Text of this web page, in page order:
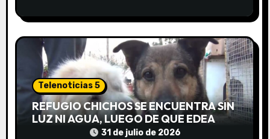
a
s
Telenoticias 5
REFUGIO CHICHOS SE ENCUENTRA SIN
LUZ NI AGUA, LUEGO DE QUE EDEA
CORTARA EL SUMINISTRO SIN AVISO
31 de julio de 2026